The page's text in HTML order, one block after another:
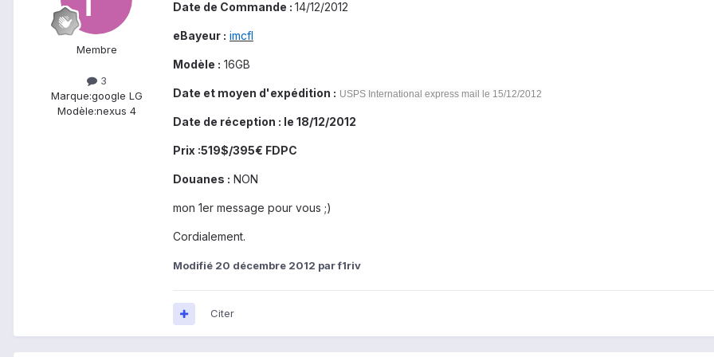
Membre
3
Marque:google LG
Modèle:nexus 4
Date de Commande : 14/12/2012
eBayeur : imcfl
Modèle : 16GB
Date et moyen d'expédition : USPS International express mail le 15/12/2012
Date de réception : le 18/12/2012
Prix :519$/395€ FDPC
Douanes : NON
mon 1er message pour vous ;)
Cordialement.
Modifié 20 décembre 2012 par f1riv
Citer